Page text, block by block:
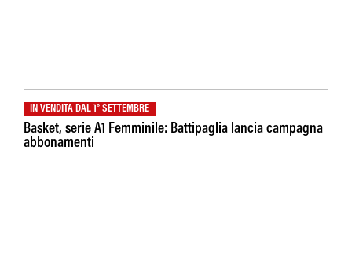
IN VENDITA DAL 1° SETTEMBRE
Basket, serie A1 Femminile: Battipaglia lancia campagna
abbonamenti